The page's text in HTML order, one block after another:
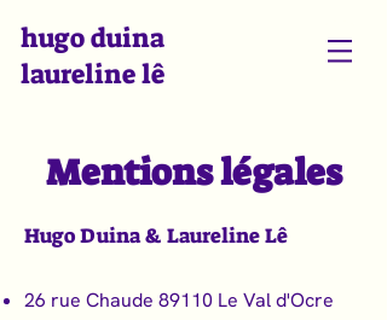
hugo duina
laureline lê
Mentions légales
Hugo Duina & Laureline Lê
26 rue Chaude 89110 Le Val d'Ocre